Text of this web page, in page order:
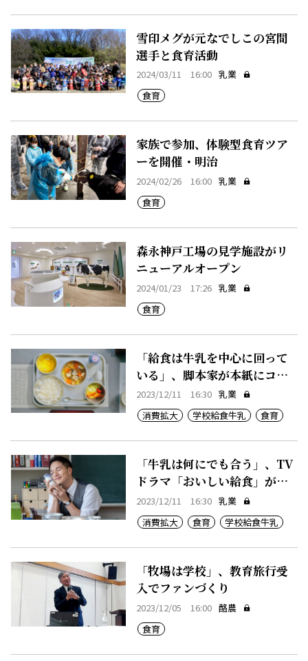
雪印メグが元なでしこの宮間
選手と食育活動
2024/03/11 16:00 乳業
食育
家族で参加、体験型食育ツア
ーを開催・明治
2024/02/26 16:00 乳業
食育
森永神戸工場の見学施設がリ
ニューアルオープン
2024/01/23 17:26 乳業
食育
「給食は牛乳を中心に回って
いる」、脚本家が本紙にコメ
ント
2023/12/11 16:30 乳業
消費拡大
学校給食牛乳 食育
「牛乳は何にでも合う」、TV
ドラマ「おいしい給食」が話
題
2023/12/11 16:30 乳業
消費拡大
食育 学校給食牛乳
「牧場は学校」、教育旅行受
入でファンづくり
2023/12/05 16:00 酪農
食育